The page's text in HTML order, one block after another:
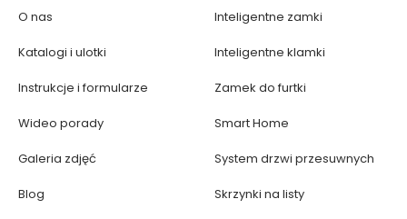
O nas
Katalogi i ulotki
Instrukcje i formularze
Wideo porady
Galeria zdjęć
Blog
Inteligentne zamki
Inteligentne klamki
Zamek do furtki
Smart Home
System drzwi przesuwnych
Skrzynki na listy